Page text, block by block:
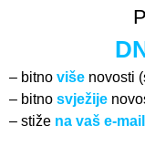
– bitno više novosti
– bitno svježije
– stiže na vaš e-mail